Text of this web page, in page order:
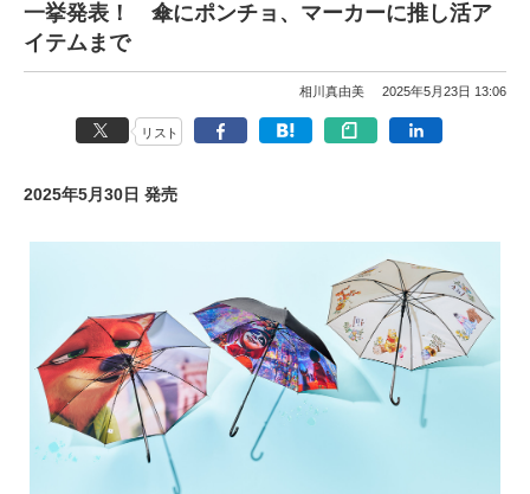
一挙発表！ 傘にポンチョ、マーカーに推し活ア
イテムまで
相川真由美 2025年5月23日 13:06
リスト
2025年5月30日 発売